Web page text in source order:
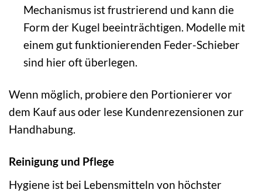
Mechanismus ist frustrierend und kann die
Form der Kugel beeinträchtigen. Modelle mit
einem gut funktionierenden Feder-Schieber
sind hier oft überlegen.
Wenn möglich, probiere den Portionierer vor
dem Kauf aus oder lese Kundenrezensionen zur
Handhabung.
Reinigung und Pflege
Hygiene ist bei Lebensmitteln von höchster